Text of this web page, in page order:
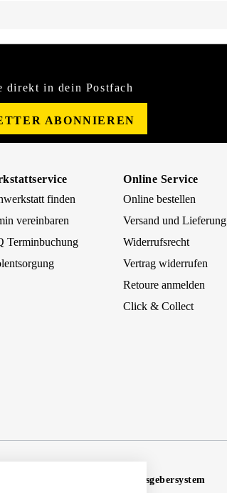
direkt in dein Postfach
ABONNIEREN
finden
vereinbaren
Terminbuchung
Online Service
Online bestellen
Versand und Lieferung
Widerrufsrecht
Vertrag widerrufen
Retoure anmelden
Click & Collect
Hinweisgebersystem